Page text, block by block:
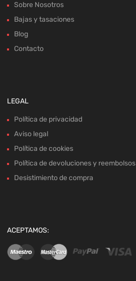
Sobre Nosotros
Bajas y tasaciones
Blog
Contacto
LEGAL
Política de privacidad
Aviso legal
Política de cookies
Política de devoluciones y reembolsos
Desistimiento de compra
ACEPTAMOS: